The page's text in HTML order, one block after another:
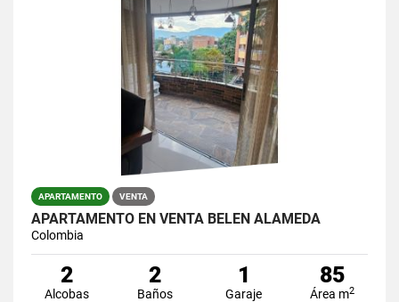
APARTAMENTO VENTA
APARTAMENTO EN VENTA BELEN ALAMEDA
Colombia
2
Alcobas
2
Baños
1
Garaje
85
Área m2